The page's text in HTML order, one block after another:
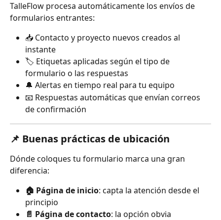
TalleFlow procesa automáticamente los envíos de
formularios entrantes:
📥 Contacto y proyecto nuevos creados al
instante
🏷️ Etiquetas aplicadas según el tipo de
formulario o las respuestas
🔔 Alertas en tiempo real para tu equipo
📧 Respuestas automáticas que envían correos
de confirmación
📌 Buenas prácticas de ubicación
Dónde coloques tu formulario marca una gran
diferencia:
🏠 Página de inicio: capta la atención desde el
principio
📄 Página de contacto: la opción obvia